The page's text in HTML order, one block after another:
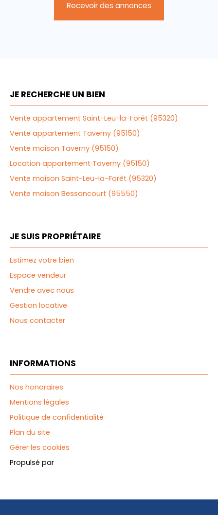
Recevoir des annonces
JE RECHERCHE UN BIEN
Vente appartement Saint-Leu-la-Forêt (95320)
Vente appartement Taverny (95150)
Vente maison Taverny (95150)
Location appartement Taverny (95150)
Vente maison Saint-Leu-la-Forêt (95320)
Vente maison Bessancourt (95550)
JE SUIS PROPRIÉTAIRE
Estimez votre bien
Espace vendeur
Vendre avec nous
Gestion locative
Nous contacter
INFORMATIONS
Nos honoraires
Mentions légales
Politique de confidentialité
Plan du site
Gérer les cookies
Propulsé par